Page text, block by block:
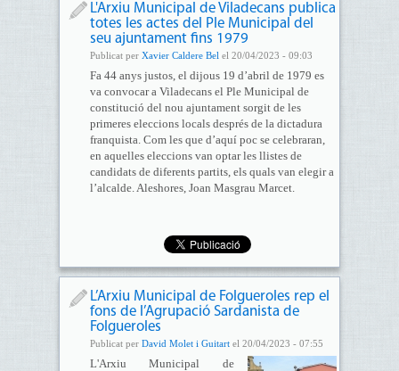
L'Arxiu Municipal de Viladecans publica
totes les actes del Ple Municipal del
seu ajuntament fins 1979
Publicat per Xavier Caldere Bel el 20/04/2023 - 09:03
Fa 44 anys justos, el dijous 19 d’abril de 1979 es
va convocar a Viladecans el Ple Municipal de
constitució del nou ajuntament sorgit de les
primeres eleccions locals després de la dictadura
franquista. Com les que d’aquí poc se celebraran,
en aquelles eleccions van optar les llistes de
candidats de diferents partits, els quals van elegir a
l’alcalde. Aleshores, Joan Masgrau Marcet.
L’Arxiu Municipal de Folgueroles rep el
fons de l’Agrupació Sardanista de
Folgueroles
Publicat per David Molet i Guitartel 20/04/2023 - 07:55
L'Arxiu Municipal de